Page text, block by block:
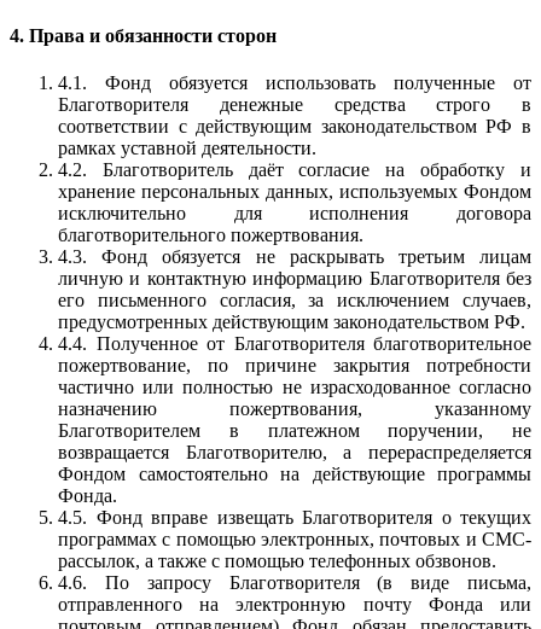
4. Права и обязанности сторон
4.1. Фонд обязуется использовать полученные от
Благотворителя денежные средства строго в
соответствии с действующим законодательством РФ в
рамках уставной деятельности.
4.2. Благотворитель даёт согласие на обработку и
хранение персональных данных, используемых Фондом
исключительно для исполнения договора
благотворительного пожертвования.
4.3. Фонд обязуется не раскрывать третьим лицам
личную и контактную информацию Благотворителя без
его письменного согласия, за исключением случаев,
предусмотренных действующим законодательством РФ.
4.4. Полученное от Благотворителя благотворительное
пожертвование, по причине закрытия потребности
частично или полностью не израсходованное согласно
назначению пожертвования, указанному
Благотворителем в платежном поручении, не
возвращается Благотворителю, а перераспределяется
Фондом самостоятельно на действующие программы
Фонда.
4.5. Фонд вправе извещать Благотворителя о текущих
программах с помощью электронных, почтовых и СМС-
рассылок, а также с помощью телефонных обзвонов.
4.6. По запросу Благотворителя (в виде письма,
отправленного на электронную почту Фонда или